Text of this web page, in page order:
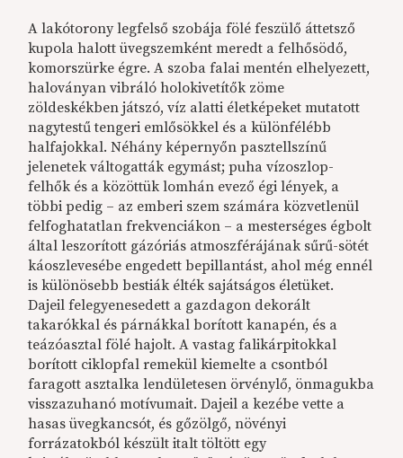
A lakótorony legfelső szobája fölé feszülő áttetsző
kupola halott üvegszemként meredt a felhősödő,
komorszürke égre. A szoba falai mentén elhelyezett,
haloványan vibráló holokivetítők zöme
zöldeskékben játszó, víz alatti életképeket mutatott
nagytestű tengeri emlősökkel és a különfélébb
halfajokkal. Néhány képernyőn pasztellszínű
jelenetek váltogatták egymást; puha vízoszlop-
felhők és a közöttük lomhán evező égi lények, a
többi pedig – az emberi szem számára közvetlenül
felfoghatatlan frekvenciákon – a mesterséges égbolt
által leszorított gázóriás atmoszférájának sűrű-sötét
káoszlevesébe engedett bepillantást, ahol még ennél
is különösebb bestiák élték sajátságos életüket.
Dajeil felegyenesedett a gazdagon dekorált
takarókkal és párnákkal borított kanapén, és a
teázóasztal fölé hajolt. A vastag falikárpitokkal
borított ciklopfal remekül kiemelte a csontból
faragott asztalka lendületesen örvénylő, önmagukba
visszazuhanó motívumait. Dajeil a kezébe vette a
hasas üvegkancsót, és gőzölgő, növényi
forrázatokból készült italt töltött egy